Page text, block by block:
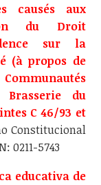
causés aux
du Droit
sur la
(à propos de
Brasserie du
C 46/93 et
Constitucional
0211-5743
educativa de